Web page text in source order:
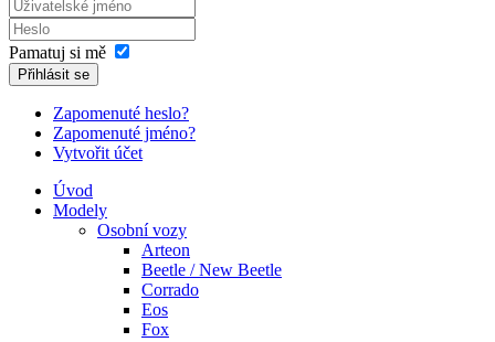
Pamatuj si mě
Přihlásit se
Zapomenuté heslo?
Zapomenuté jméno?
Vytvořit účet
Úvod
Modely
Osobní vozy
Arteon
Beetle / New Beetle
Corrado
Eos
Fox